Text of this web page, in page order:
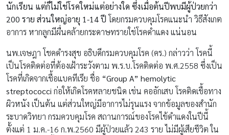
นักเรียน แต่ก็ไม่ใช่โรคใหม่แต่อย่างใด ซึ่งเมื่อต้นปีพบมีผู้ป่วยกว่า
200 ราย ส่วนใหญ่อายุ 1-14 ปี โดยกรมควบคุมโรคแนะนำ วิธีสังเกต
อาการ หากลูกมีผื่นคล้ายกระดาษทรายใช่โรคดำแดง แน่นอน
นพ.เจษฎา โชคดำรงสุข อธิบดีกรมควบคุมโรค (คร.) กล่าวว่า โรคนี้
เป็นโรคติดต่อที่ต้องเฝ้าระวังตาม พ.ร.บ.โรคติดต่อ พ.ศ.2558 ซึ่งเป็น
โรคที่เกิดจากเชื้อแบคทีเรีย ชื่อ “Group A” hemolytic
streptococci ก่อให้เกิดโรคหลายชนิด เช่น คออักเสบ โรคติดเชื้อทาง
ผิวหนัง เป็นต้น แต่ส่วนใหญ่มีอาการไม่รุนแรง จากข้อมูลของสำนัก
ระบาดวิทยา กรมควบคุมโรค สถานการณ์ของโรคไข้ดำแดงในปีนี้
ตั้งแต่ 1 ม.ค.-16 ก.พ.2560 มีผู้ป่วยแล้ว 243 ราย ไม่มีผู้เสียชีวิต ใน